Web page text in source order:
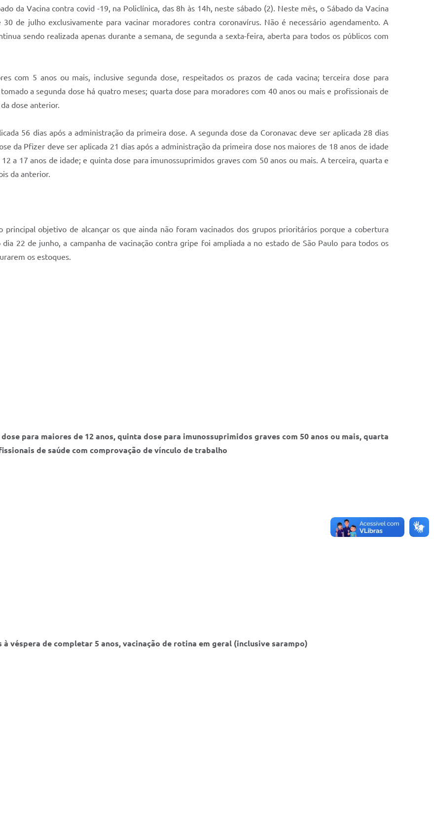
da Vacina contra covid -19, na Policlínica, das 8h às 14h, neste sábado (2). Neste mês, o Sábado da Vacina
de julho exclusivamente para vacinar moradores contra coronavírus. Não é necessário agendamento. A
sendo realizada apenas durante a semana, de segunda a sexta-feira, aberta para todos os públicos com
com 5 anos ou mais, inclusive segunda dose, respeitados os prazos de cada vacina; terceira dose para
a segunda dose há quatro meses; quarta dose para moradores com 40 anos ou mais e profissionais de
dose anterior.
56 dias após a administração da primeira dose. A segunda dose da Coronavac deve ser aplicada 28 dias
da Pfizer deve ser aplicada 21 dias após a administração da primeira dose nos maiores de 18 anos de idade
a 17 anos de idade; e quinta dose para imunossuprimidos graves com 50 anos ou mais. A terceira, quarta e
da anterior.
principal objetivo de alcançar os que ainda não foram vacinados dos grupos prioritários porque a cobertura
22 de junho, a campanha de vacinação contra gripe foi ampliada a no estado de São Paulo para todos os
os estoques.
para maiores de 12 anos, quinta dose para imunossuprimidos graves com 50 anos ou mais, quarta
de saúde com comprovação de vínculo de trabalho
à véspera de completar 5 anos, vacinação de rotina em geral (inclusive sarampo)